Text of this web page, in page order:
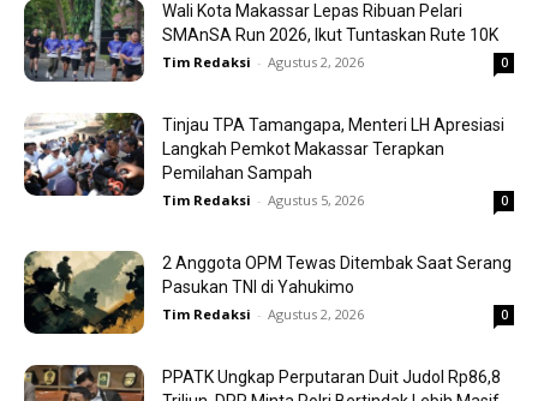
Wali Kota Makassar Lepas Ribuan Pelari
SMAnSA Run 2026, Ikut Tuntaskan Rute 10K
Tim Redaksi - Agustus 2, 2026 0
Tinjau TPA Tamangapa, Menteri LH Apresiasi
Langkah Pemkot Makassar Terapkan
Pemilahan Sampah
Tim Redaksi - Agustus 5, 2026 0
2 Anggota OPM Tewas Ditembak Saat Serang
Pasukan TNI di Yahukimo
Tim Redaksi - Agustus 2, 2026 0
PPATK Ungkap Perputaran Duit Judol Rp86,8